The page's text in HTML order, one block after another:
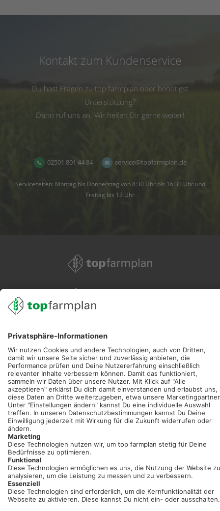
Kontakt zum Kundenservice
Du hast Fragen zu top farmplan oder benötigst
Unterstützung?
Dann ruf uns an. Wir helfen Dir gerne weiter!
02501 801 44 84 service@topfarmplan.de
Servicezeiten: Montag bis Donnerstag von 8:30 Uhr bis 16:30 Uhr und
Freitag bis 13 Uhr
02501 801 44 84
service@topfarmplan.de
Sei immer auf dem Laufenden!
Neue Features, spannende Tipps und hilfreiche Anleitungen!
einfach und bequem!
Kostenlos registrieren & sofort starten